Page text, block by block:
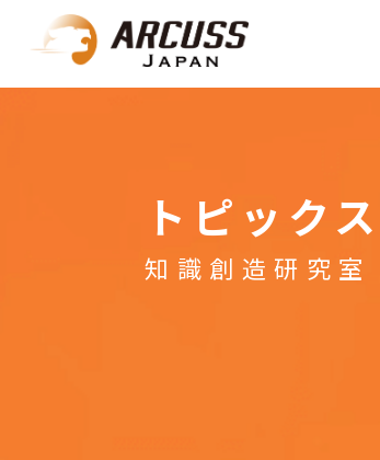
トピックス
知識創造研究